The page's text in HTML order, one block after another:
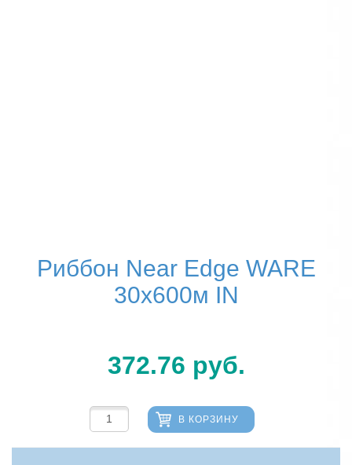
Риббон Near Edge WARE
30х600м IN
372.76 руб.
В КОРЗИНУ